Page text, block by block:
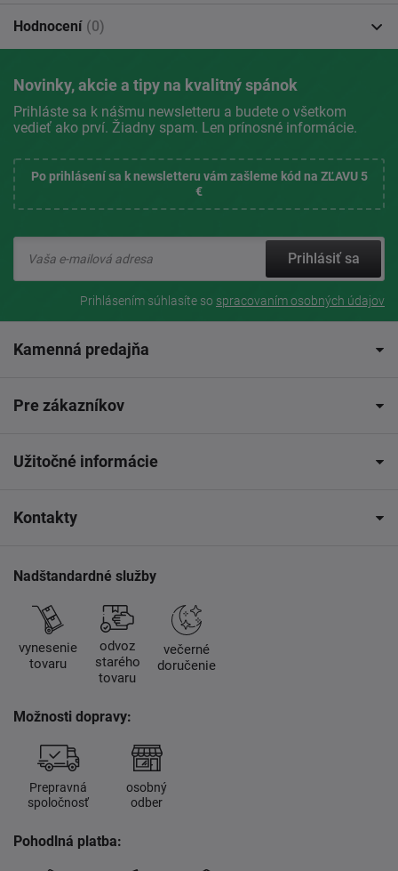
Hodnocení (0)
Novinky, akcie a tipy na kvalitný spánok
Prihláste sa k nášmu newsletteru a budete o všetkom
vedieť ako prví. Žiadny spam. Len prínosné informácie.
Po prihlásení sa k newsletteru vám zašleme kód na ZĽAVU 5
€
Prihlásiť sa
Prihlásením súhlasíte so spracovaním osobných údajov
Kamenná predajňa
Pre zákazníkov
Užitočné informácie
Kontakty
Nadštandardné služby
vynesenie
tovaru
odvoz
starého
tovaru
večerné
doručenie
Možnosti dopravy:
Prepravná
spoločnosť
osobný
odber
Pohodlná platba: